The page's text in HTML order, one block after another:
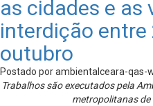
as cidades e as
interdição entre
outubro
Postado por ambientalceara-
Trabalhos são executados pela
metropolitanas de